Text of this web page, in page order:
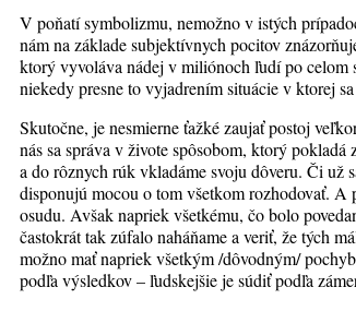
V poňatí symbolizmu, nemožno v istých
nám na základe subjektívnych pocitov
ktorý vyvoláva nádej v miliónoch ľudí po celom
niekedy presne to vyjadrením situácie v ktorej
Skutočne, je nesmierne ťažké zaujať postoj
nás sa správa v živote spôsobom, ktorý
a do rôznych rúk vkladáme svoju dôveru. Či už
disponujú mocou o tom všetkom rozhodovať. A
osudu. Avšak napriek všetkému, čo bolo
častokrát tak zúfalo naháňame a veriť, že tých
možno mať napriek všetkým /dôvodným/
podľa výsledkov – ľudskejšie je súdiť podľa